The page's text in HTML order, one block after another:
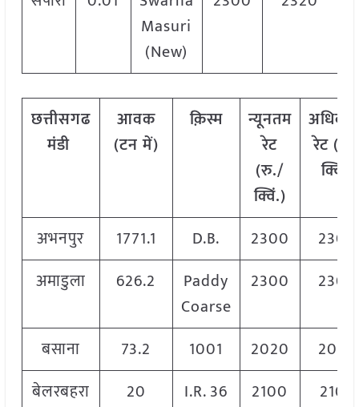
Masuri
(New)
छत्तीसगढ
मंडी
आवक
(टन में)
क़िस्म
न्यूनतम
रेट
(रु./
क्विं.)
रेट
क्विं.)
अभनपुर 1771.1 D.B. 2300
2300
अमाडुला
626.2
Paddy
Coarse
2300 2300
बसाना 73.2 1001 2020
2030
बेलरबहरा
20 I.R. 36 2100
2100